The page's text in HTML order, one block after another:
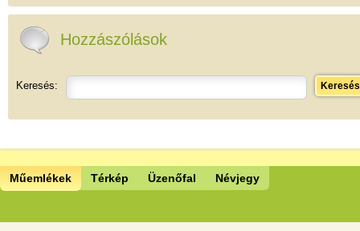
Hozzászólások
Keresés: Keresés
Műemlékek Térkép Üzenőfal Névjegy